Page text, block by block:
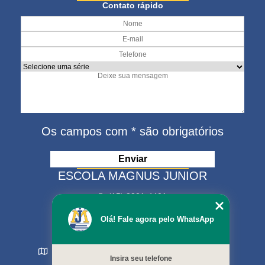
Contato rápido
Os campos com * são obrigatórios
ESCOLA MAGNUS JUNIOR
(15) 3321-4401
(15) 99630-9333
matriculas@escolamagnus.com.br
Sorocaba - SP - CEP: 18044-130
Olá! Fale agora pelo WhatsApp
Insira seu telefone